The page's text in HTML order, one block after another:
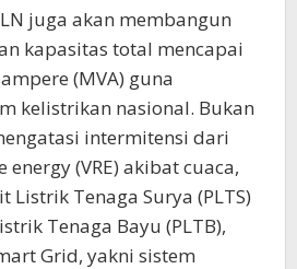
juga akan membangun
kapasitas total mencapai
(MVA) guna
kelistrikan nasional. Bukan
intermitensi dari
(VRE) akibat cuaca,
Listrik Tenaga Surya (PLTS)
Tenaga Bayu (PLTB),
Grid, yakni sistem